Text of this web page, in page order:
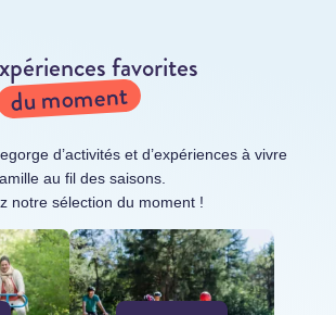
favorites
du moment
d’activités et d’expériences à vivre
au fil des saisons.
notre sélection du moment !